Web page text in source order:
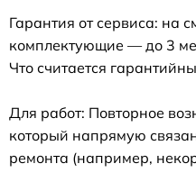
Гарантия от сервиса: на
комплектующие — до 3
Что считается
Для работ: Повторное
который напрямую
ремонта (например,